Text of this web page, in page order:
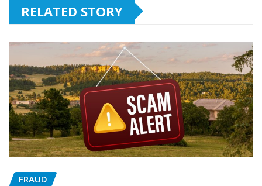
RELATED STORY
FRAUD